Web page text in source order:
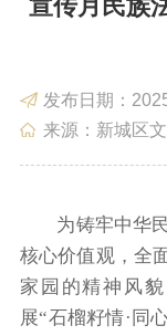
数据
宣传月民族
发布日期：
来源：新城区
为铸牢中华
核心价值观，全
家园的精神风
展“石榴籽情·同